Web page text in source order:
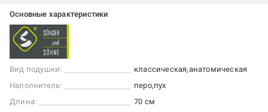
Основные характеристики
Вид подушки: классическая анатомическая
Наполнитель:
перо пух
Длина:
70 см